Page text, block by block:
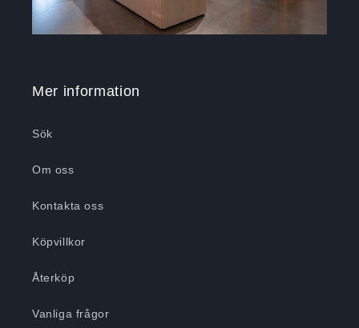
Mer information
Sök
Om oss
Kontakta oss
Köpvillkor
Återköp
Vanliga frågor